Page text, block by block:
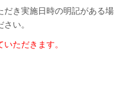
だき実施日時の明記がある場
い。
ただきます。